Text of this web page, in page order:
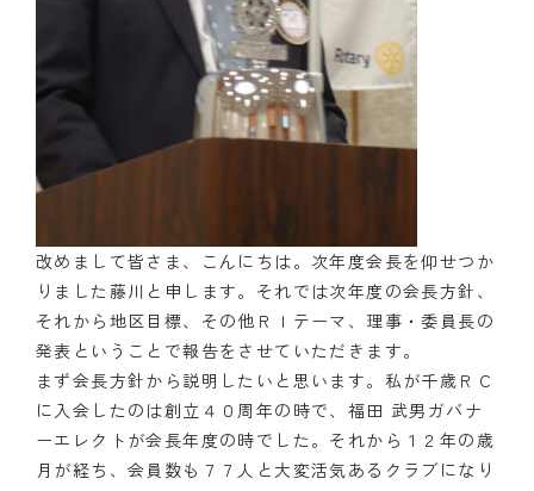
改めまして皆さま、こんにちは。次年度会長を仰せつか
りました藤川と申します。それでは次年度の会長方針、
それから地区目標、その他ＲＩテーマ、理事・委員長の
発表ということで報告をさせていただきます。
まず会長方針から説明したいと思います。私が千歳ＲＣ
に入会したのは創立４０周年の時で、福田 武男ガバナ
ーエレクトが会長年度の時でした。それから１２年の歳
月が経ち、会員数も７７人と大変活気あるクラブになり